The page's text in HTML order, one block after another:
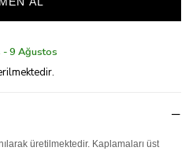
- 9 Ağustos
üretilmektedir. Kaplamaları üst